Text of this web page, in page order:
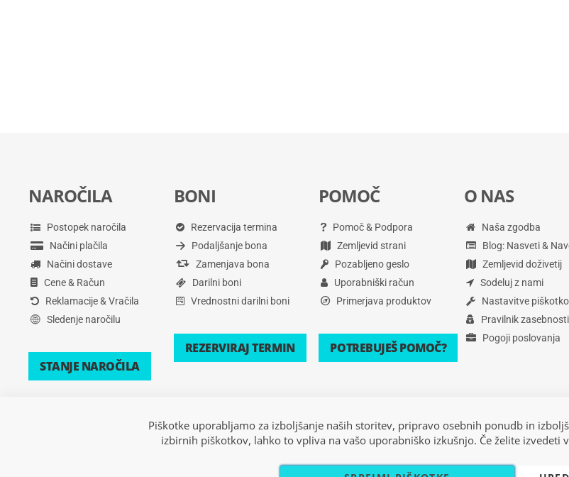
NAROČILA
Postopek naročila
Načini plačila
Načini dostave
Cene & Račun
Reklamacije & Vračila
Sledenje naročilu
STANJE NAROČILA
BONI
Rezervacija termina
Podaljšanje bona
Zamenjava bona
Darilni boni
Vrednostni darilni boni
REZERVIRAJ TERMIN
POMOČ
Pomoč & Podpora
Zemljevid strani
Pozabljeno geslo
Uporabniški račun
Primerjava produktov
POTREBUJEŠ POMOČ?
O NAS
Naša zgodba
Blog: Nasveti &
Zemljevid doživetij
Sodeluj z nami
Nastavitve
Pravilnik zasebnosti
Pogoji poslovanja
Piškotke uporabljamo za izboljšanje naših storitev, pripravo osebnih ponudb in
izbirnih piškotkov, lahko to vpliva na vašo uporabniško izkušnjo. Če želite izvedeti